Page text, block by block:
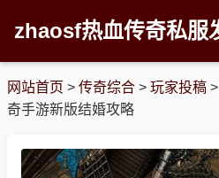
zhaosf热血传奇私服
网站首页 > 传奇综合 > 玩家投稿 >
奇手游新版结婚攻略